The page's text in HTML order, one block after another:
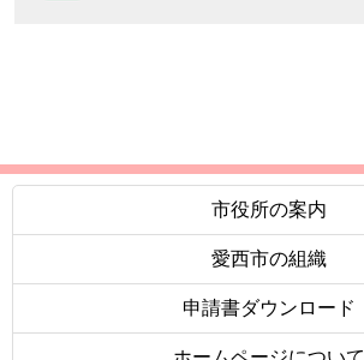
市役所の案内
愛西市の組織
申請書ダウンロード